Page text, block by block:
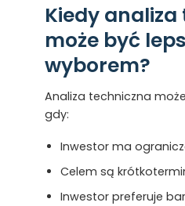
Kiedy
może być
wyborem?
Analiza techniczna
gdy:
Inwestor ma
Celem są
Inwestor preferuje